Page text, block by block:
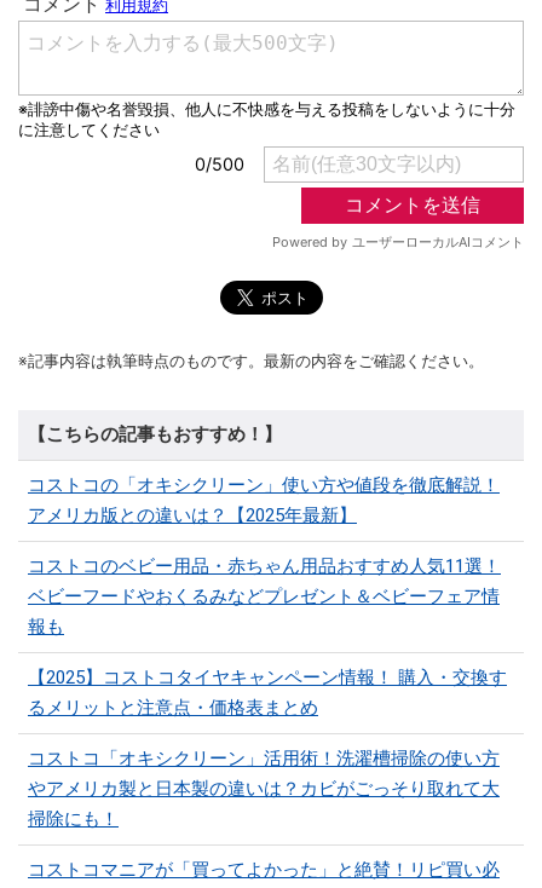
※記事内容は執筆時点のものです。最新の内容をご確認ください。
【こちらの記事もおすすめ！】
コストコの「オキシクリーン」使い方や値段を徹底解説！
アメリカ版との違いは？【2025年最新】
コストコのベビー用品・赤ちゃん用品おすすめ人気11選！
ベビーフードやおくるみなどプレゼント＆ベビーフェア情
報も
【2025】コストコタイヤキャンペーン情報！ 購入・交換す
るメリットと注意点・価格表まとめ
コストコ「オキシクリーン」活用術！洗濯槽掃除の使い方
やアメリカ製と日本製の違いは？カビがごっそり取れて大
掃除にも！
コストコマニアが「買ってよかった」と絶賛！リピ買い必